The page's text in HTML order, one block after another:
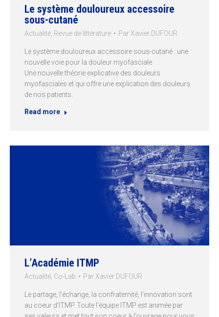
Le système douloureux accessoire
sous-cutané
Actualité Revue de littérature Par Xavier DUFOUR
Le système douloureux accessoire sous-cutané : une
nouvelle voie pour la douleur myofasciale
Une nouvelle théorie explicative des douleurs
myofasciales et qui offre une explication des douleurs
de nos patients.
Read more
L’Académie ITMP
Actualité Co-Lab Par Xavier DUFOUR
Le partage, l’échange, la confraternité, l’innovation sont
au coeur d’ITMP. Toute l’équipe ITMP est animée par